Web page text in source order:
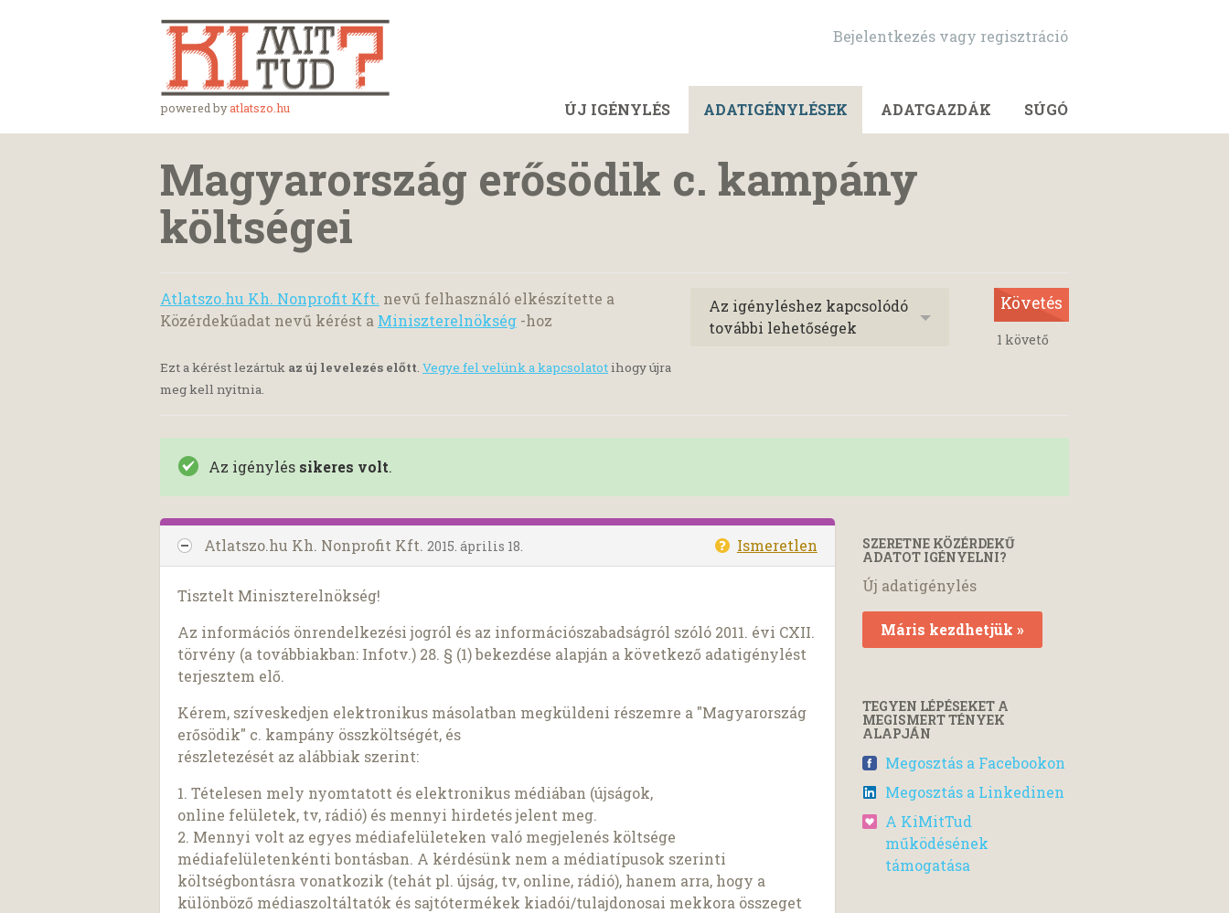
powered byatlatszo.hu
Bejelentkezés vagy regisztráció
ÚJ IGÉNYLÉS ADATIGÉNYLÉSEK ADATGAZDÁK SÚGÓ
Magyarország erősödik c. kampány
költségei
Atlatszo.hu Kh. Nonprofit Kft. nevű felhasználó elkészítette a
Közérdekűadat nevű kérést a Miniszterelnökség -hoz
Ezt a kérést lezártuk az új levelezés előtt. Vegye fel velünk a kapcsolatotihogy újra
meg kell nyitnia.
Az igényléshez kapcsolódó
további lehetőségek
Követés
1 követő
Az igénylés sikeres volt.
Atlatszo.hu Kh. Nonprofit Kft. 2015. április 18. Ismeretlen
Tisztelt Miniszterelnökség!
Az információs önrendelkezési jogról és az információszabadságról szóló 2011. évi CXII.
törvény (a továbbiakban: Infotv.) 28. § (1) bekezdése alapján a következő adatigénylést
terjesztem elő.
Kérem, szíveskedjen elektronikus másolatban megküldeni részemre a "Magyarország
erősödik" c. kampány összköltségét, és
részletezését az alábbiak szerint:
1. Tételesen mely nyomtatott és elektronikus médiában (újságok,
online felületek, tv, rádió) és mennyi hirdetés jelent meg.
2. Mennyi volt az egyes médiafelületeken való megjelenés költsége
médiafelületenkénti bontásban. A kérdésünk nem a médiatípusok szerinti
költségbontásra vonatkozik (tehát pl. újság, tv, online, rádió), hanem arra, hogy a
különböző médiaszoltáltatók és sajtótermékek kiadói/tulajdonosai mekkora összeget
SZERETNE KÖZÉRDEKŰ
ADATOT IGÉNYELNI?
Új adatigénylés
Máris kezdhetjük »
TEGYEN LÉPÉSEKET A
MEGISMERT TÉNYEK
ALAPJÁN
Megosztás a Facebookon
Megosztás a Linkedinen
A KiMitTud
működésének
támogatása